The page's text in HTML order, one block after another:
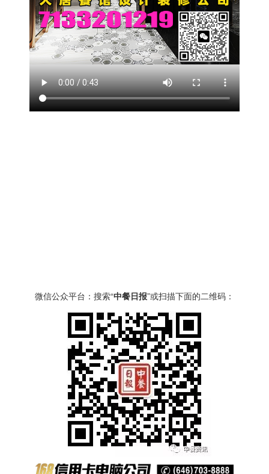
微信公众平台：搜索“中餐日报”或扫描下面的二维码：